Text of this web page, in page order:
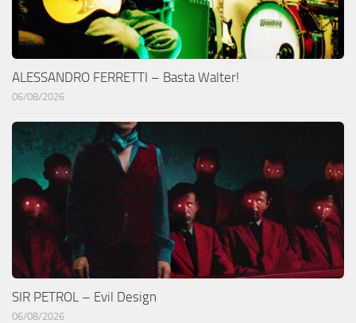
ALESSANDRO FERRETTI – Basta Walter!
06/08/2026
SIR PETROL – Evil Design
06/08/2026